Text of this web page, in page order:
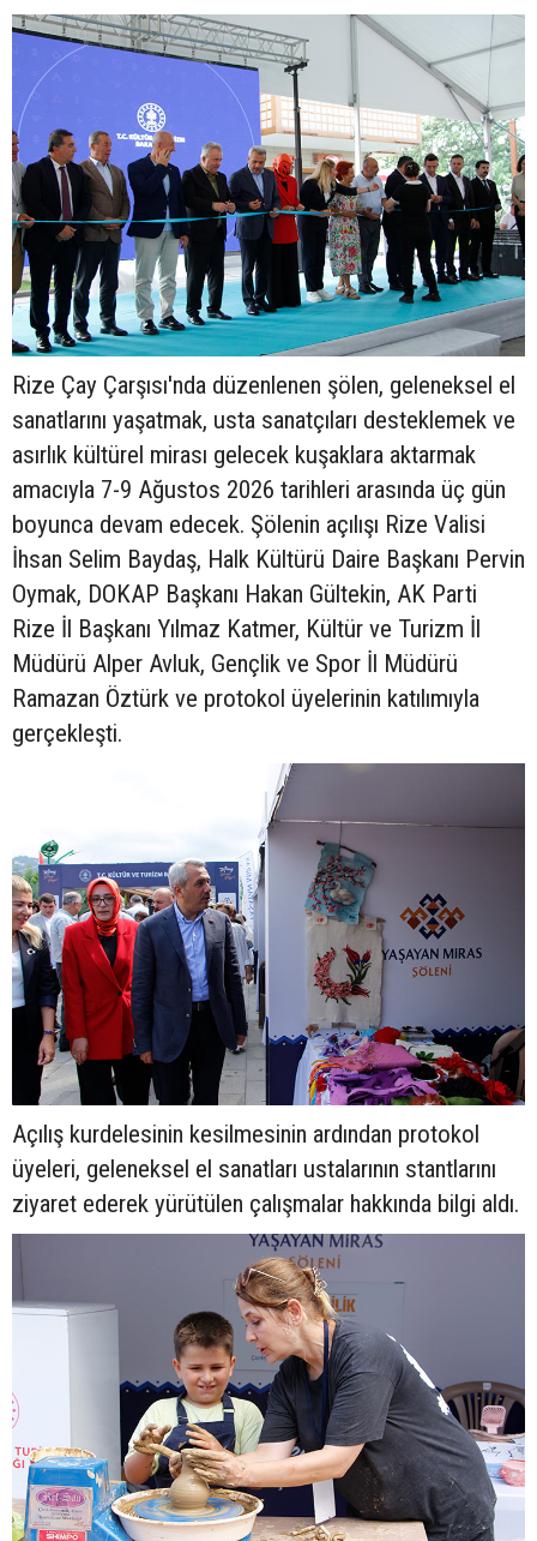
Rize Çay Çarşısı'nda düzenlenen şölen, geleneksel el
sanatlarını yaşatmak, usta sanatçıları desteklemek ve
asırlık kültürel mirası gelecek kuşaklara aktarmak
amacıyla 7-9 Ağustos 2026 tarihleri arasında üç gün
boyunca devam edecek. Şölenin açılışı Rize Valisi
İhsan Selim Baydaş, Halk Kültürü Daire Başkanı Pervin
Oymak, DOKAP Başkanı Hakan Gültekin, AK Parti
Rize İl Başkanı Yılmaz Katmer, Kültür ve Turizm İl
Müdürü Alper Avluk, Gençlik ve Spor İl Müdürü
Ramazan Öztürk ve protokol üyelerinin katılımıyla
gerçekleşti.
Açılış kurdelesinin kesilmesinin ardından protokol
üyeleri, geleneksel el sanatları ustalarının stantlarını
ziyaret ederek yürütülen çalışmalar hakkında bilgi aldı.